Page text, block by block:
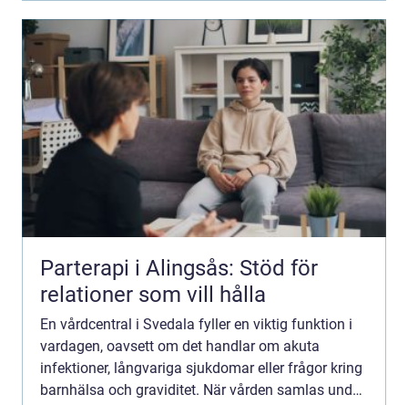
Parterapi i Alingsås: Stöd för
relationer som vill hålla
En vårdcentral i Svedala fyller en viktig funktion i
vardagen, oavsett om det handlar om akuta
infektioner, långvariga sjukdomar eller frågor kring
barnhälsa och graviditet. När vården samlas under